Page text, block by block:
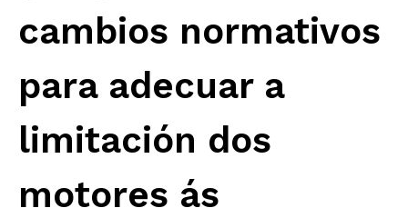
cambios normativos
para adecuar a
limitación dos
motores ás